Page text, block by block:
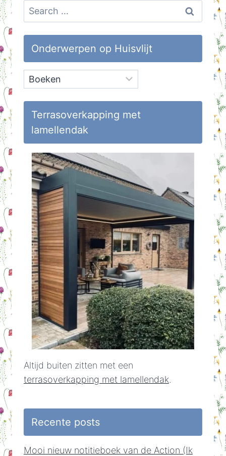
Search
for:
Onderwerpen op Huisvlijt
Onderwerpen
op
Huisvlijt
Terrasoverkapping met
lamellendak
Altijd buiten zitten met een
terrasoverkapping met lamellendak.
Recente posts
Mooi nieuw notitieboek van de Action (Ik